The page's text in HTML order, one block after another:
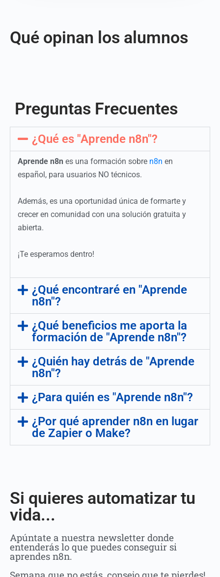
Qué opinan los alumnos
Preguntas Frecuentes
¿Qué es "Aprende n8n"?
Aprende n8n es una formación sobre n8n en
español, para usuarios NO técnicos.
Además, es una oportunidad única de formarte y
crecer en comunidad con una solución gratuita y
abierta.
¡Te esperamos dentro!
¿Qué encontraré en "Aprende
n8n"?
¿Qué beneficios me aporta la
formación de "Aprende n8n"?
¿Quién hay detrás de "Aprende
n8n"?
¿Para quién es "Aprende n8n"?
¿Por qué aprender n8n en lugar
de Zapier o Make?
Si quieres automatizar tu
vida...
Apúntate a nuestra newsletter donde
entenderás lo que puedes conseguir si
aprendes n8n.